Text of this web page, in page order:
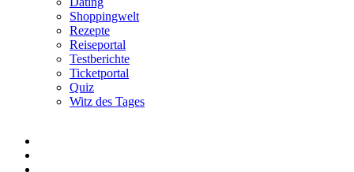
Shoppingwelt
Rezepte
Reiseportal
Testberichte
Ticketportal
Quiz
Witz des Tages